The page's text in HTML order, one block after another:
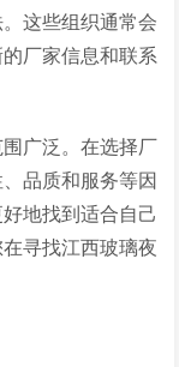
这些组织通常会
厂家信息和联系
广泛。在选择厂
品质和服务等因
地找到适合自己
寻找江西玻璃夜